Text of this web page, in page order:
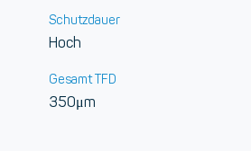
Schutzdauer
Hoch
Gesamt TFD
350μm